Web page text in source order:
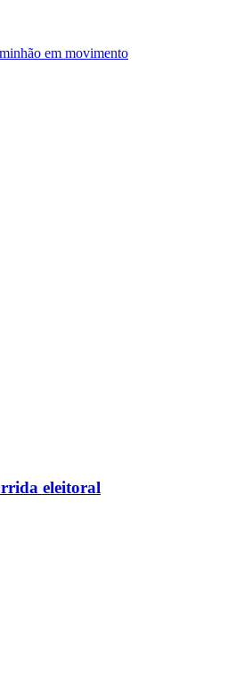
em movimento
eleitoral